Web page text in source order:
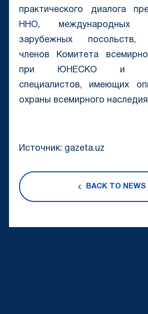
практического диалога
ННО, международных
зарубежных посольств,
членов Комитета
при ЮНЕСКО и
специалистов, имеющих
охраны всемирного
Источник: gazeta.uz
BACK TO NEWS